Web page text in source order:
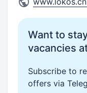
Want to
vacancies
Subscribe to
offers via